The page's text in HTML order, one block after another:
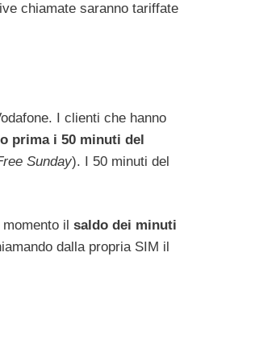
chiamate saranno tariffate
I clienti che hanno
prima i 50 minuti del
Sunday). I 50 minuti del
il saldo dei minuti
dalla propria SIM il